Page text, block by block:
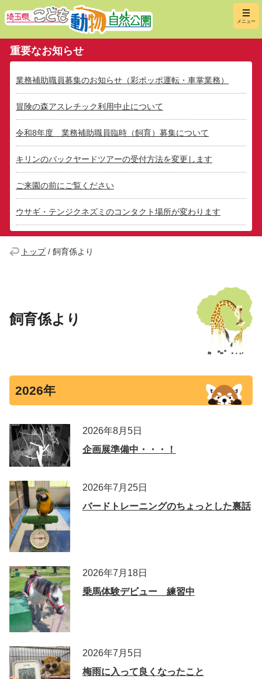
埼玉県
メニュー
重要なお知らせ
業務補助職員募集のお知らせ（彩ポッポ運転・車掌業務）
冒険の森アスレチック利用中止について
令和8年度 業務補助職員臨時（飼育）募集について
キリンのバックヤードツアーの受付方法を変更します
ご来園の前にご覧ください
ウサギ・テンジクネズミのコンタクト場所が変わります
トップ/ 飼育係より
飼育係より
2026年
2026年8月5日
企画展準備中・・・！
2026年7月25日
バードトレーニングのちょっとした裏話
2026年7月18日
乗馬体験デビュー 練習中
2026年7月5日
梅雨に入って良くなったこと